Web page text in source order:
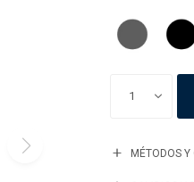
1
MÉTODOS Y